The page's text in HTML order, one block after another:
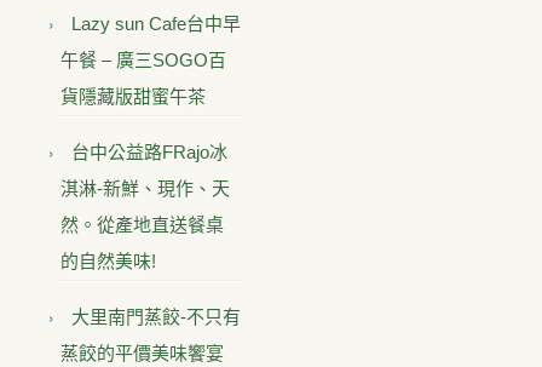
Lazy sun Cafe台中早
午餐 – 廣三SOGO百
貨隱藏版甜蜜午茶
台中公益路FRajo冰
淇淋-新鮮、現作、天
然。從產地直送餐桌
的自然美味!
大里南門蒸餃-不只有
蒸餃的平價美味饗宴